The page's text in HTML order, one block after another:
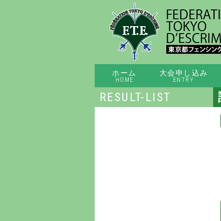
ホーム
HOME
大会申し込み
ENTRY
RESULT-LIST